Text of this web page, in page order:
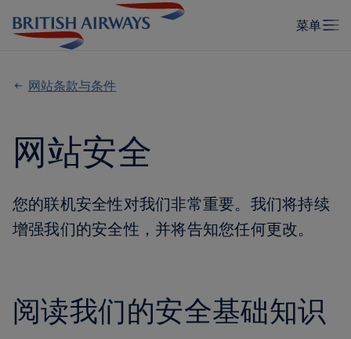
网站条款与条件
网站安全
您的联机安全性对我们非常重要。我们将持续
增强我们的安全性，并将告知您任何更改。
阅读我们的安全基础知识